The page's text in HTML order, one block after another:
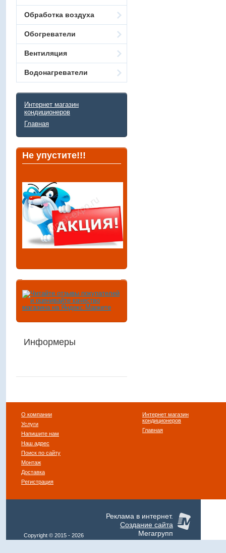
Обработка воздуха
Обогреватели
Вентиляция
Водонагреватели
Интернет магазин
кондиционеров
Главная
Не упустите!!!
Информеры
О компании
Услуги
Напишите нам
Наш адрес
Поиск по сайту
Монтаж
Доставка
Регистрация
Интернет магазин
кондиционеров
Главная
Реклама в интернет.
Создание сайта
Мегагрупп
Copyright © 2015 - 2026
Klimat-Expo